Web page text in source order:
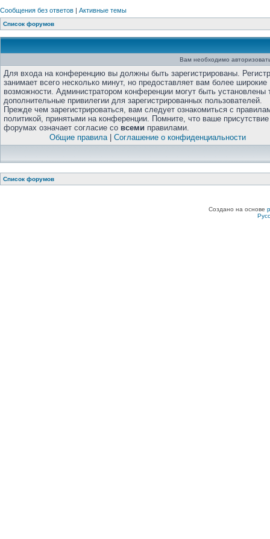
Сообщения без ответов | Активные темы
Список форумов
Вам необходимо
Для входа на конференцию вы должны быть зарегистрированы.
занимает всего несколько минут, но предоставляет вам более широкие
возможности. Администратором конференции могут быть установлены
дополнительные привилегии для зарегистрированных пользователей.
Прежде чем зарегистрироваться, вам следует ознакомиться с
политикой, принятыми на конференции. Помните, что ваше
форумах означает согласие со всеми правилами.
Общие правила| Соглашение о конфиденциальности
Список форумов
Создано на основе